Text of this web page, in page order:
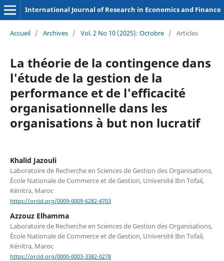
International Journal of Research in Economics and Finance
Accueil / Archives / Vol. 2 No 10 (2025): Octobre / Articles
La théorie de la contingence dans
l'étude de la gestion de la
performance et de l'efficacité
organisationnelle dans les
organisations à but non lucratif
Khalid Jazouli
Laboratoire de Recherche en Sciences de Gestion des Organisations,
École Nationale de Commerce et de Gestion, Université Ibn Tofail,
Kénitra, Maroc
https://orcid.org/0009-0009-6282-4703
Azzouz Elhamma
Laboratoire de Recherche en Sciences de Gestion des Organisations,
École Nationale de Commerce et de Gestion, Université Ibn Tofail,
Kénitra, Maroc
https://orcid.org/0000-0003-3382-0278